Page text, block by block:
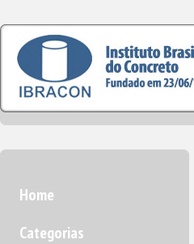
Home
Categorias